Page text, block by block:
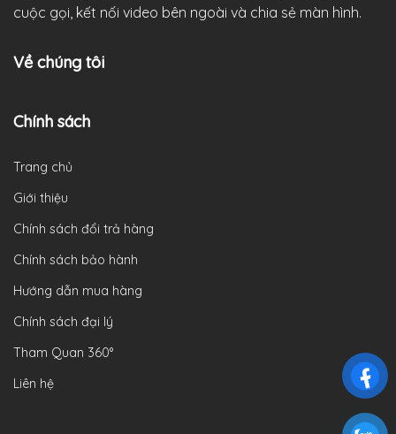
cuộc gọi, kết nối video bên ngoài và chia sẻ màn hình.
Về chúng tôi
Chính sách
Trang chủ
Giới thiệu
Chính sách đổi trả hàng
Chính sách bảo hành
Hướng dẫn mua hàng
Chính sách đại lý
Tham Quan 360°
Liên hệ